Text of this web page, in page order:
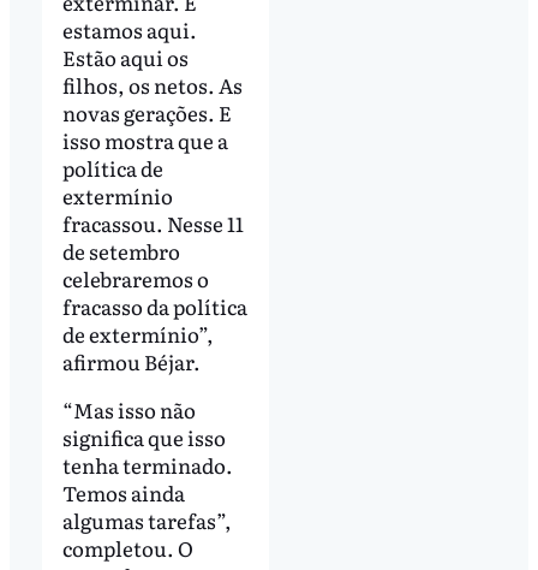
estamos aqui.
Estão aqui os
filhos, os netos. As
novas gerações. E
isso mostra que a
política de
extermínio
fracassou. Nesse 11
de setembro
celebraremos o
fracasso da política
de extermínio”,
afirmou Béjar.
“Mas isso não
significa que isso
tenha terminado.
Temos ainda
algumas tarefas”,
completou. O